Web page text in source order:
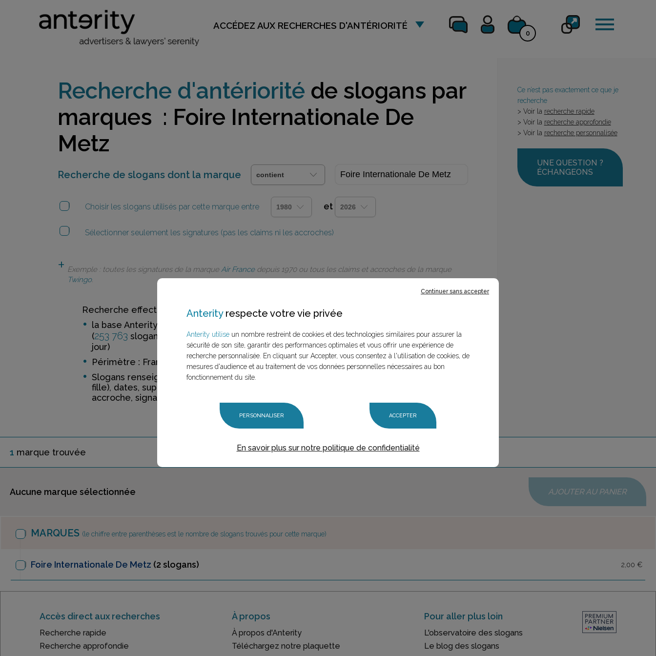
ACCÉDEZ AUX RECHERCHES D'ANTÉRIORITÉ
0
Recherche d'antériorité de slogans par
marques : Foire Internationale De
Metz
Recherche de slogans dont la marque
Choisir les slogans utilisés par cette marque entre et
Sélectionner seulement les signatures (pas les claims ni les accroches)
Exemple : toutes les signatures de la marque Air Francedepuis 1970 ou tous les claims et accroches de la marque
Twingo.
Recherche effectuée dans :
la base Anterity
(253 763 slogans de 52 188marques à ce
jour)
Périmètre : France
Slogans renseignés incluant marque (mère et
fille), dates, support, distinction claim,
accroche, signature
LANCER LA RECHERCHE
Ce n’est pas exactement ce que je
recherche
> Voir la recherche rapide
> Voir la recherche approfondie
> Voir la recherche personnalisée
UNE QUESTION ?
ÉCHANGEONS
1 marque trouvée
Aucune marque sélectionnée AJOUTER AU PANIER
MARQUES (le chiffre entre parenthèses est le nombre de slogans trouvés pour cette marque)
Foire Internationale De Metz (2 slogans) 2,00 €
Accès direct aux recherches
Recherche rapide
Recherche approfondie
À propos
À propos d'Anterity
Téléchargez notre plaquette
Pour aller plus loin
L'observatoire des slogans
Le blog des slogans
Continuer sans accepter
Anterityrespecte votre vie privée
Anterity utilise un nombre restreint de cookies et des technologies similaires pour assurer la
sécurité de son site, garantir des performances optimales et vous offrir une expérience de
recherche personnalisée. En cliquant sur Accepter, vous consentez à l'utilisation de cookies, de
mesures d'audience et au traitement de vos données personnelles nécessaires au bon
fonctionnement du site.
PERSONNALISER ACCEPTER
En savoir plus sur notre politique de confidentialité